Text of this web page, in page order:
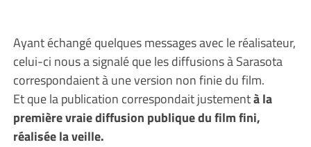
Ayant échangé quelques messages avec le réalisateur,
celui-ci nous a signalé que les diffusions à Sarasota
correspondaient à une version non finie du film.
Et que la publication correspondait justementà la
première vraie diffusion publique du film fini,
réalisée la veille.